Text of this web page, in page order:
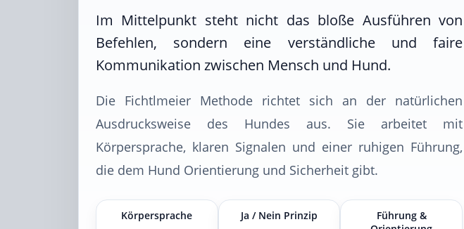
Im Mittelpunkt steht nicht das bloße Ausführen von
Befehlen, sondern eine verständliche und faire
Kommunikation zwischen Mensch und Hund.
Die Fichtlmeier Methode richtet sich an der natürlichen
Ausdrucksweise des Hundes aus. Sie arbeitet mit
Körpersprache, klaren Signalen und einer ruhigen Führung,
die dem Hund Orientierung und Sicherheit gibt.
Körpersprache Ja / Nein Prinzip
Führung &